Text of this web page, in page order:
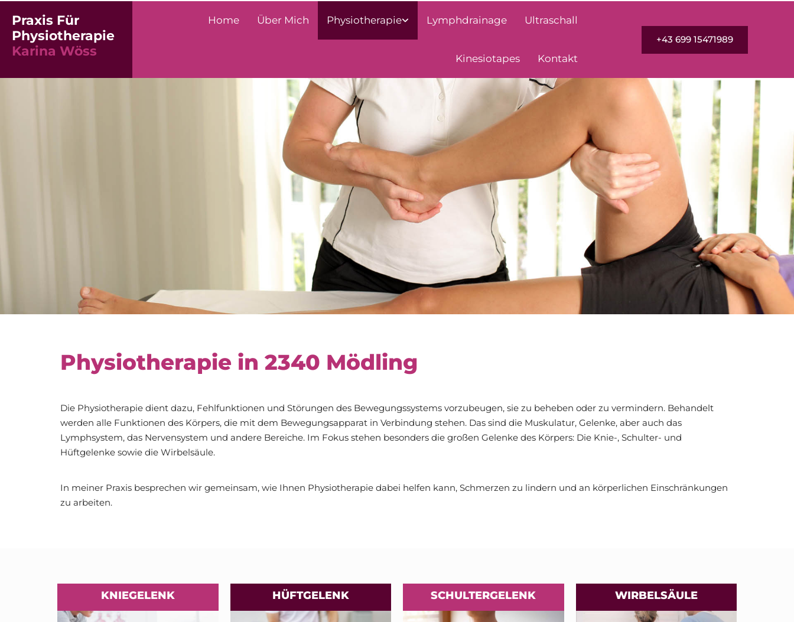
Praxis Für
Physiotherapie
Karina Wöss
Home Über Mich Physiotherapie Lymphdrainage Ultraschall
Kinesiotapes Kontakt
+43 699 15471989
Physiotherapie in 2340 Mödling
Die Physiotherapie dient dazu, Fehlfunktionen und Störungen des Bewegungssystems vorzubeugen, sie zu beheben oder zu vermindern. Behandelt
werden alle Funktionen des Körpers, die mit dem Bewegungsapparat in Verbindung stehen. Das sind die Muskulatur, Gelenke, aber auch das
Lymphsystem, das Nervensystem und andere Bereiche. Im Fokus stehen besonders die großen Gelenke des Körpers: Die Knie-, Schulter- und
Hüftgelenke sowie die Wirbelsäule.
In meiner Praxis besprechen wir gemeinsam, wie Ihnen Physiotherapie dabei helfen kann, Schmerzen zu lindern und an körperlichen Einschränkungen
zu arbeiten.
KNIEGELENK HÜFTGELENK SCHULTERGELENK WIRBELSÄULE